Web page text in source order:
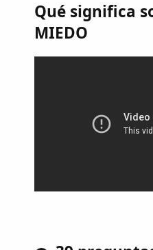
Qué significa
MIEDO